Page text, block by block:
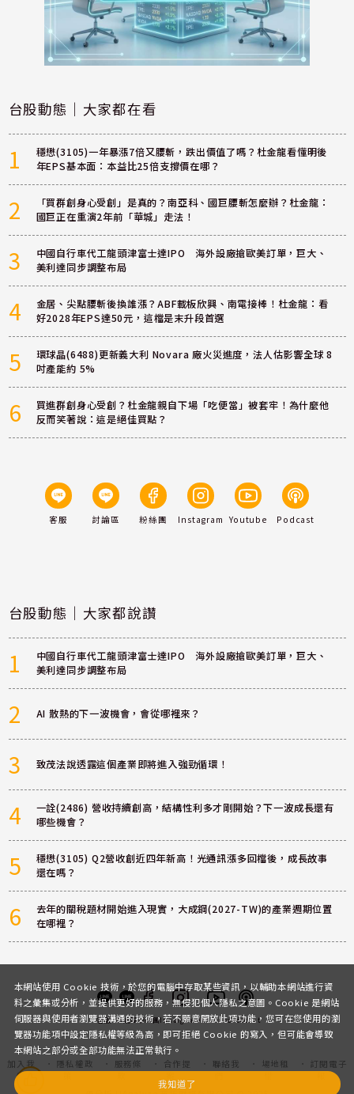
台股動態｜大家都在看
1
穩懋(3105)一年暴漲7倍又腰斬，跌出價值了嗎？杜金龍看懂明後
年EPS基本面：本益比25倍支撐價在哪？
2
「買群創身心受創」是真的？南亞科、國巨腰斬怎麼辦？杜金龍：
國巨正在重演2年前「華城」走法！
3
中國自行車代工龍頭津富士達IPO 海外設廠搶歐美訂單，巨大、
美利達同步調整布局
4
金居、尖點腰斬後換誰漲？ABF載板欣興、南電接棒！杜金龍：看
好2028年EPS達50元，這檔是末升段首選
5
環球晶(6488)更新義大利 Novara 廠火災進度，法人估影響全球 8
吋產能約 5%
6
買進群創身心受創？杜金龍親自下場「吃便當」被套牢！為什麼他
反而笑著說：這是絕佳買點？
客服 討論區 粉絲團 Instagram Youtube Podcast
台股動態｜大家都說讚
1
中國自行車代工龍頭津富士達IPO 海外設廠搶歐美訂單，巨大、
美利達同步調整布局
2 AI 散熱的下一波機會，會從哪裡來？
3 致茂法說透露這個產業即將進入強勁循環！
4
一詮(2486) 營收持續創高，結構性利多才剛開始？下一波成長還有
哪些機會？
5
穩懋(3105) Q2營收創近四年新高！光通訊漲多回檔後，成長故事
還在嗎？
6
去年的關稅題材開始進入現實，大成鋼(2027-TW)的產業週期位置
在哪裡？
客服 討論區粉絲團InstagramYoutubePodcast
加入我
們
隱私權政
服務條
合作提
聯絡我
場地租
訂閱電子
本網站使用 Cookie 技術，於您的電腦中存取某些資訊，以輔助本網站進行資
料之彙集或分析，並提供更好的服務，無侵犯個人隱私之意圖。Cookie 是網站
伺服器與使用者瀏覽器溝通的技術，若不願意開放此項功能，您可在您使用的瀏
覽器功能項中設定隱私權等級為高，即可拒絕 Cookie 的寫入，但可能會導致
本網站之部分或全部功能無法正常執行。
我知道了